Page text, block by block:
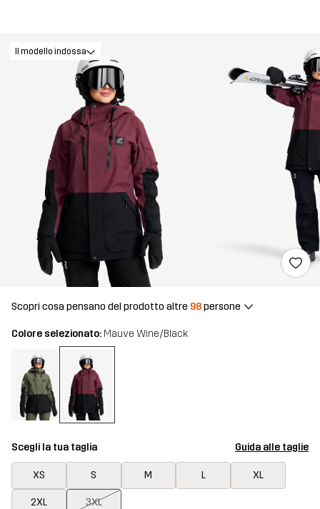
Il modello indossa
Scopri cosa pensano del prodotto altre 98persone
Colore selezionato: Mauve Wine/Black
Scegli la tua taglia Guida alle taglie
XS S M L XL
2XL 3XL